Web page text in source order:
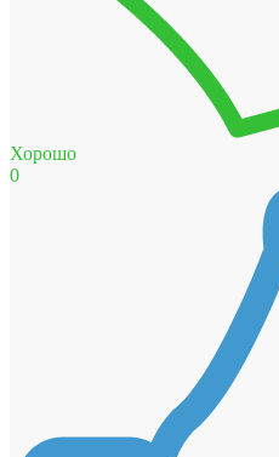
Хорошо
0